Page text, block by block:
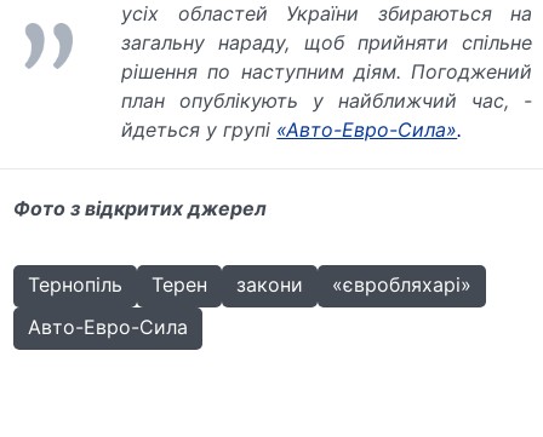
усіх областей України збираються на
загальну нараду, щоб прийняти спільне
рішення по наступним діям. Погоджений
план опублікують у найближчий час, -
йдеться у групі «Авто-Евро-Сила».
Фото з відкритих джерел
Тернопіль Терен закони
«євробляхарі»
Авто-Евро-Сила